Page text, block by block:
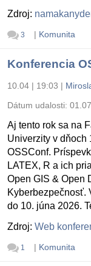
Zdroj:
3 | Komunita
Konferencia
10.04 | 19:03 |
Dátum udalosti:
Aj tento rok sa na
Univerzity v dňoch
OSSConf.
LATEX, R a ich
Open GIS & Open
Kyberbezpečnosť.
do 10. júna 2026.
Zdroj: Web
1 | Komunita